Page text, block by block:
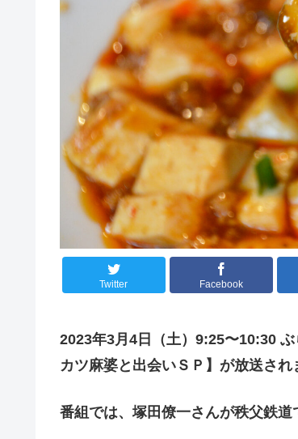
Twitter Facebook
2023年3月 4 日（土） 9:25〜10:30 ぶ
カツ麻婆と出会いＳＰ】が放送され
番組では、塚田僚一さんが秩父鉄道